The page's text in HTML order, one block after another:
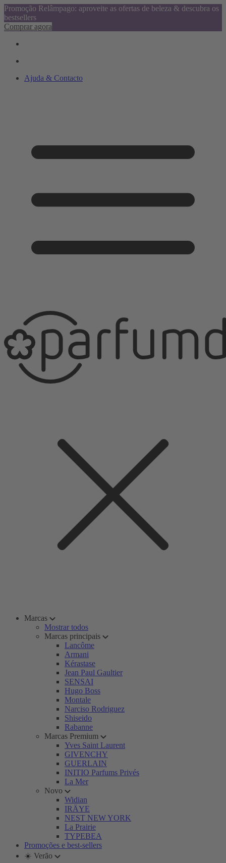
Promoção Relâmpago: aproveite as ofertas de beleza & descubra os
bestsellers
Comprar agora
Ajuda & Contacto
Marcas
Mostrar todos
Marcas principais
Lancôme
Armani
Kérastase
Jean Paul Gaultier
SENSAI
Hugo Boss
Montale
Narciso Rodriguez
Shiseido
Rabanne
Marcas Premium
Yves Saint Laurent
GIVENCHY
GUERLAIN
INITIO Parfums Privés
La Mer
Novo
Widian
IRÄYE
NEST NEW YORK
La Prairie
TYPEBEA
Promoções e best-sellers
☀️ Verão